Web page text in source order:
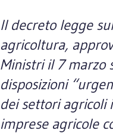
Il decreto legge
agricoltura,
Ministri il 7 marzo
disposizioni
dei settori agricoli
imprese agricole